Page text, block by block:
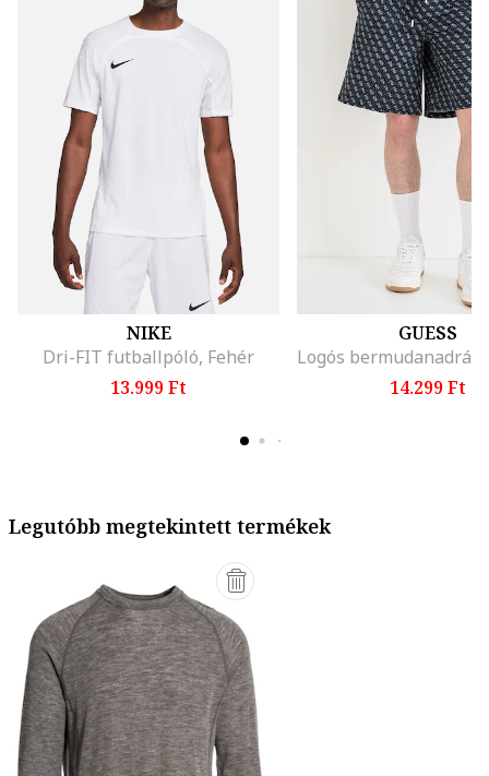
NIKE
Dri-FIT futballpóló, Fehér
13.999 Ft
GUESS
14.299 Ft
Legutóbb megtekintett termékek